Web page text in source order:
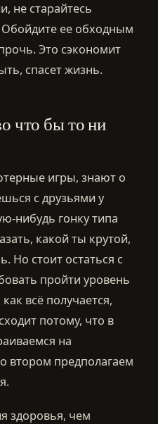
не старайтесь
ее обходным
Это сэкономит
спасет жизнь.
что бы то ни
игры, знают о
с друзьями у
нибудь гонку типа
какой ты крутой,
Но стоит остаться с
пройти уровень
всё получается,
потому, что в
на
втором предполагаем
здоровья, чем